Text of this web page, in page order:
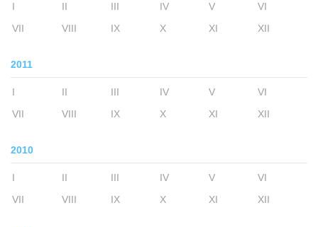
I II III IV V
VI
VII
VIII IX X XI XII
2011
I II III IV V
VI
VII
VIII IX X XI XII
2010
I II III IV V
VI
VII
VIII IX X XI XII